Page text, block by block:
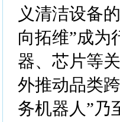
义清洁设备
向拓维”成为
器、芯片等
外推动品类
务机器人”乃